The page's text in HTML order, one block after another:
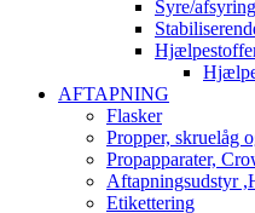
Syre/afsyring
AFTAPNING
Flasker
Propper, skruelåg
Propapparater,
Aftapningsudstyr
Etikettering